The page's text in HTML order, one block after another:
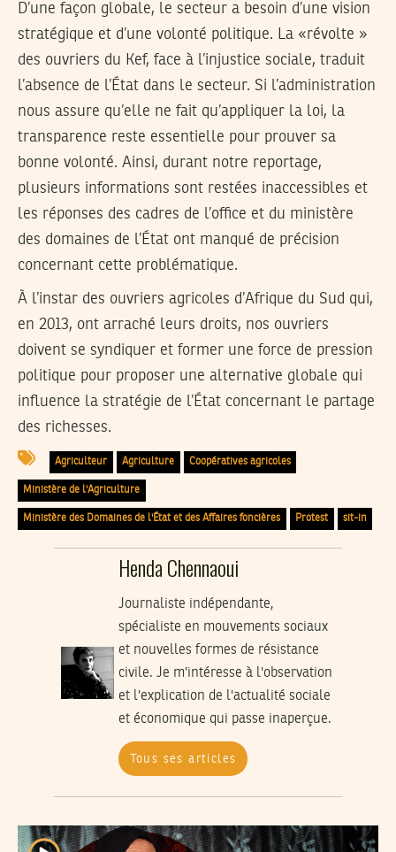
D’une façon globale, le secteur a besoin d’une vision
stratégique et d’une volonté politique. La «révolte »
des ouvriers du Kef, face à l’injustice sociale, traduit
l’absence de l’État dans le secteur. Si l’administration
nous assure qu’elle ne fait qu’appliquer la loi, la
transparence reste essentielle pour prouver sa
bonne volonté. Ainsi, durant notre reportage,
plusieurs informations sont restées inaccessibles et
les réponses des cadres de l’office et du ministère
des domaines de l’État ont manqué de précision
concernant cette problématique.
À l’instar des ouvriers agricoles d’Afrique du Sud qui,
en 2013, ont arraché leurs droits, nos ouvriers
doivent se syndiquer et former une force de pression
politique pour proposer une alternative globale qui
influence la stratégie de l’État concernant le partage
des richesses.
Agriculteur Agriculture Coopératives agricoles
Ministère de l'Agriculture
Ministère des Domaines de l'État et des Affaires foncières Protest sit-in
Henda Chennaoui
Journaliste indépendante,
spécialiste en mouvements sociaux
et nouvelles formes de résistance
civile. Je m'intéresse à l'observation
et l'explication de l'actualité sociale
et économique qui passe inaperçue.
Tous ses articles